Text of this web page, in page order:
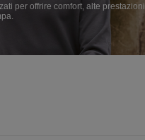
per offrire comfort, alte prestazioni